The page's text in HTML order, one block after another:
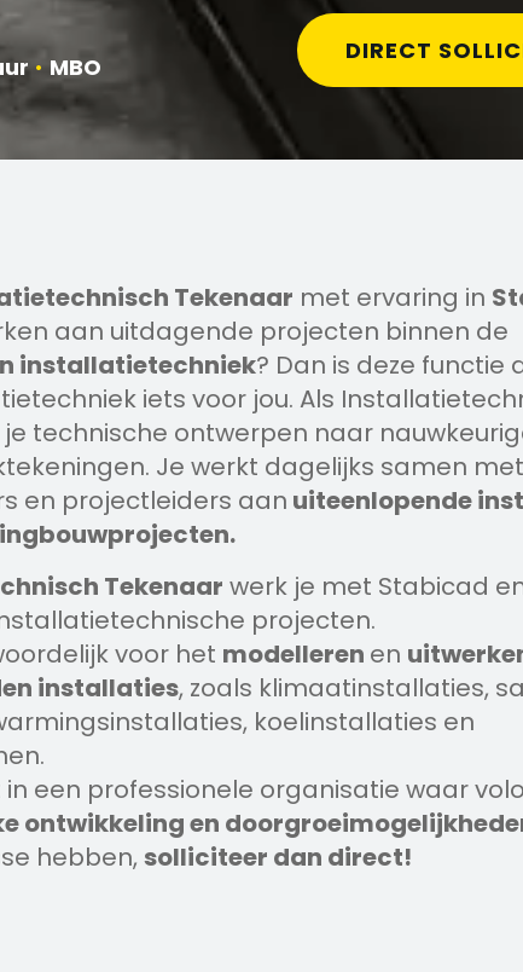
• MBO
DIRECT
Tekenaar met ervaring in
aan uitdagende projecten binnen de
installatietechniek? Dan is deze functie
iets voor jou. Als
technische ontwerpen naar
Je werkt dagelijks samen
en projectleiders aan uiteenlopende
Tekenaar werk je met Stabicad
projecten.
voor het modelleren en
installaties, zoals klimaatinstallaties,
koelinstallaties en
een professionele organisatie waar
ontwikkeling en
hebben, solliciteer dan direct!